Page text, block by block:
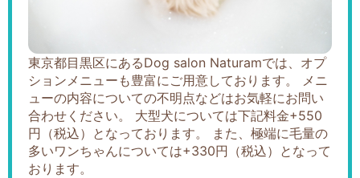
東京都目黒区にあるDog salon Naturamでは、オプ
ションメニューも豊富にご用意しております。 メニ
ューの内容についての不明点などはお気軽にお問い
合わせください。 大型犬については下記料金+550
円（税込）となっております。 また、極端に毛量の
多いワンちゃんについては+330円（税込）となって
おります。